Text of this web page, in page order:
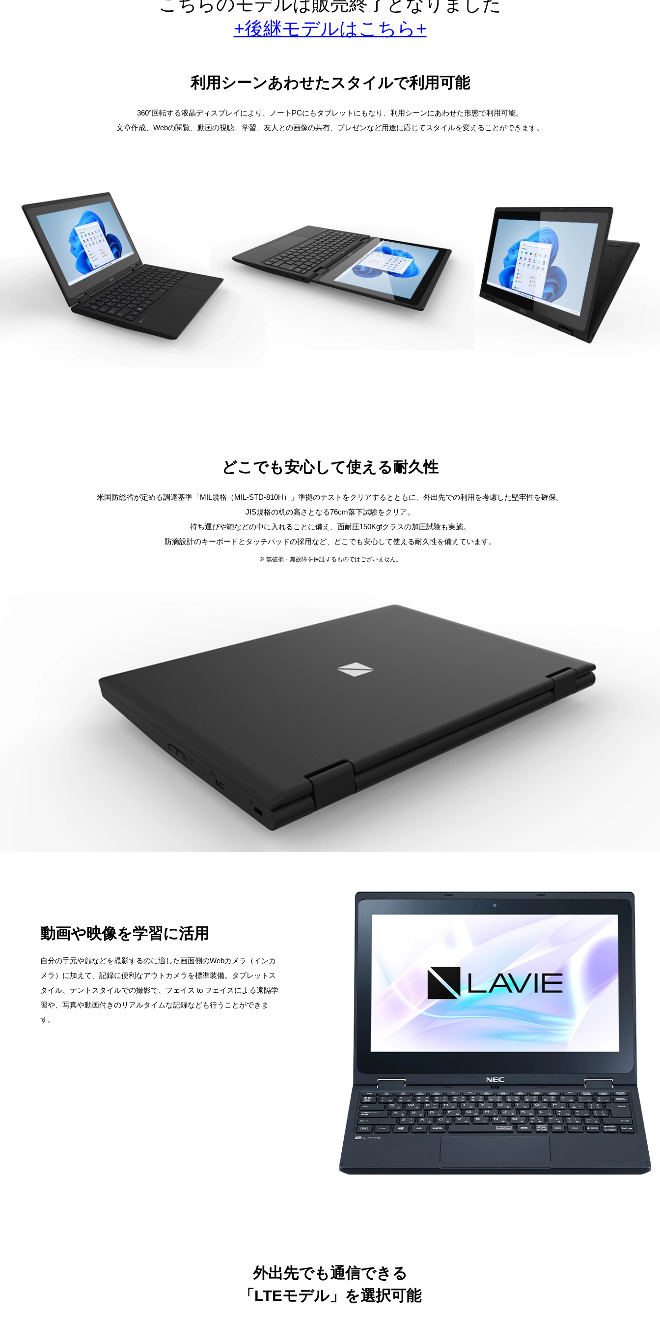
+後継モデルはこちら+
利用シーンあわせたスタイルで利用可能
360°回転する液晶ディスプレイにより、ノートPCにもタブレットにもなり、利用シーンにあわせた形態で利用可能。
文章作成、Webの閲覧、動画の視聴、学習、友人との画像の共有、プレゼンなど用途に応じてスタイルを変えることができます。
どこでも安心して使える耐久性
米国防総省が定める調達基準「MIL規格（MIL-STD-810H）」準拠のテストをクリアするとともに、外出先での利用を考慮した堅牢性を確保。
JIS規格の机の高さとなる76cm落下試験をクリア。
持ち運びや鞄などの中に入れることに備え、面耐圧150Kgfクラスの加圧試験も実施。
防滴設計のキーボードとタッチパッドの採用など、どこでも安心して使える耐久性を備えています。
※ 無破損・無故障を保証するものではございません。
動画や映像を学習に活用
自分の手元や顔などを撮影するのに適した画面側のWebカメラ（インカ
メラ）に加えて、記録に便利なアウトカメラを標準装備。タブレットス
タイル、テントスタイルでの撮影で、フェイス to フェイスによる遠隔学
習や、写真や動画付きのリアルタイムな記録なども行うことができま
す。
外出先でも通信できる
「LTEモデル」を選択可能